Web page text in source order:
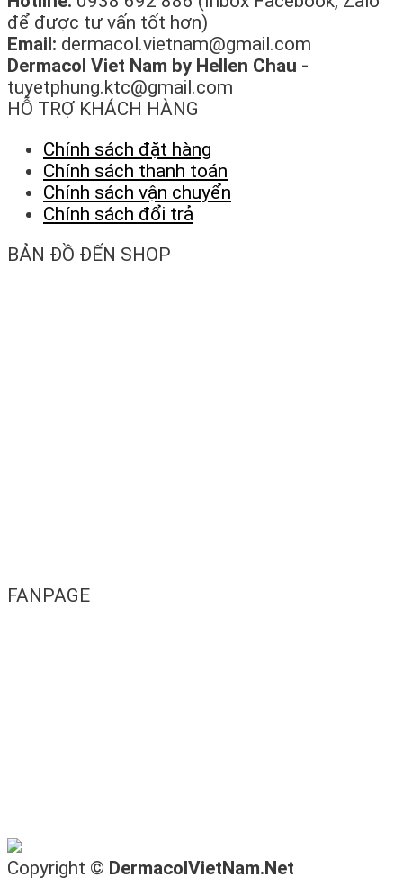
để được tư vấn tốt hơn)
Email: dermacol.vietnam@gmail.com
Dermacol Viet Nam by Hellen Chau -
tuyetphung.ktc@gmail.com
HỖ TRỢ KHÁCH HÀNG
Chính sách đặt hàng
Chính sách thanh toán
Chính sách vận chuyển
Chính sách đổi trả
BẢN ĐỒ ĐẾN SHOP
FANPAGE
Copyright © DermacolVietNam.Net